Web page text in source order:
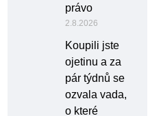
právo
2.8.2026
Koupili jste
ojetinu a za
pár týdnů se
ozvala vada,
o které